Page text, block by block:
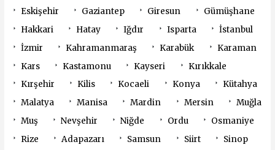
Eskişehir
Gaziantep Giresun
Gümüşhane
Hakkari
Hatay Iğdır Isparta
İstanbul
İzmir
Kahramanmaraş Karabük
Karaman
Kars
Kastamonu Kayseri
Kırıkkale
Kırşehir
Kilis Kocaeli Konya
Kütahya
Malatya
Manisa Mardin Mersin
Muğla
Muş
Nevşehir Niğde Ordu
Osmaniye
Rize
Adapazarı Samsun Siirt
Sinop